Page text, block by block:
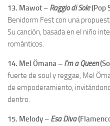
13. Mawot – Raggio di Sole(Pop
Benidorm Fest con una
Su canción, basada en el niño
románticos.
14. Mel Ömana – I’m a Queen
fuerte de soul y reggae, Mel
de empoderamiento,
dentro.
15. Melody – Esa Diva